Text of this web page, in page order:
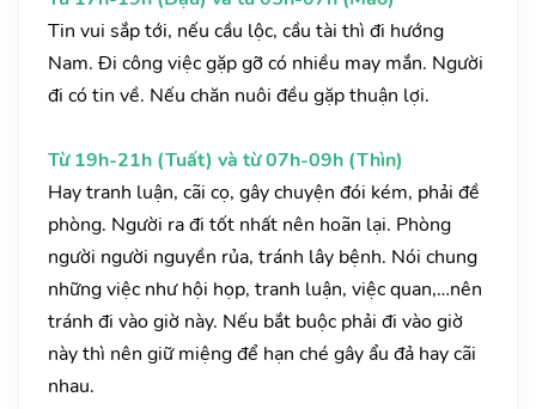
Tin vui sắp tới, nếu cầu lộc, cầu tài thì đi hướng
Nam. Đi công việc gặp gỡ có nhiều may mắn. Người
đi có tin về. Nếu chăn nuôi đều gặp thuận lợi.
Từ 19h-21h (Tuất) và từ 07h-09h (Thìn)
Hay tranh luận, cãi cọ, gây chuyện đói kém, phải đề
phòng. Người ra đi tốt nhất nên hoãn lại. Phòng
người người nguyền rủa, tránh lây bệnh. Nói chung
những việc như hội họp, tranh luận, việc quan,…nên
tránh đi vào giờ này. Nếu bắt buộc phải đi vào giờ
này thì nên giữ miệng để hạn ché gây ẩu đả hay cãi
nhau.